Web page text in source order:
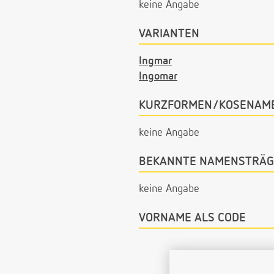
keine Angabe
VARIANTEN
Ingmar
Ingomar
KURZFORMEN/
keine Angabe
BEKANNTE
keine Angabe
VORNAME ALS CODE